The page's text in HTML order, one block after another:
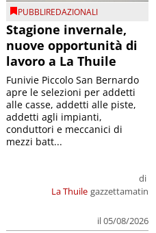
PUBBLIREDAZIONALI
Stagione invernale,
nuove opportunità di
lavoro a La Thuile
La Thuile
di
gazzettamatin
il 05/08/2026
Funivie Piccolo San Bernardo
apre le selezioni per addetti
alle casse, addetti alle piste,
addetti agli impianti,
conduttori e meccanici di
mezzi batt...